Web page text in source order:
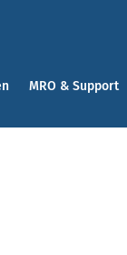
MRO & Support